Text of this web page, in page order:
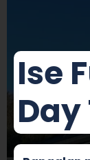
Ise
Day